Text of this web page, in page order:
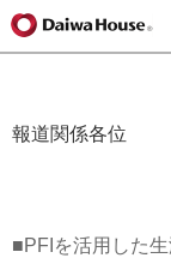
報道関係各位
■PFIを活用した